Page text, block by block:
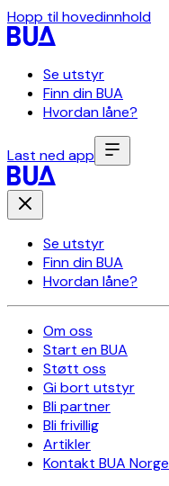
Hopp til hovedinnhold
Se utstyr
Finn din BUA
Hvordan låne?
Last ned app
Se utstyr
Finn din BUA
Hvordan låne?
Om oss
Start en BUA
Støtt oss
Gi bort utstyr
Bli partner
Bli frivillig
Artikler
Kontakt BUA Norge